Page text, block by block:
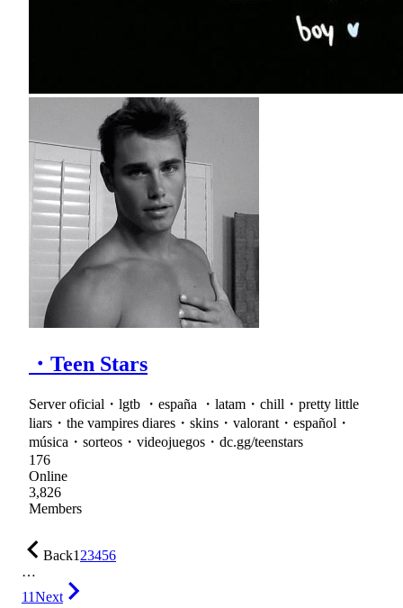
・Teen Stars
Server oficial・lgtb ・españa ・latam・chill・pretty little
liars・the vampires diares・skins・valorant・español・
música・sorteos・videojuegos・dc.gg/teenstars
176
Online
3,826
Members
Back123456
…
11Next